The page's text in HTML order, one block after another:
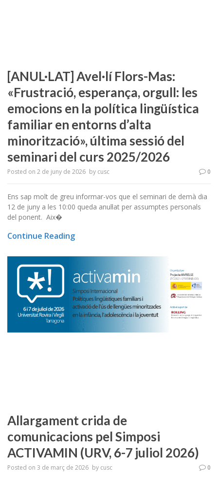
[ANUL·LAT] Avel·lí Flors-Mas:
«Frustració, esperança, orgull: les
emocions en la política lingüística
familiar en entorns d’alta
minorització», última sessió del
seminari del curs 2025/2026
Posted on 2 de juny de 2026 by cusc 0
Ens sap molt de greu informar-vos que el seminari de demà dia
12 de juny a les 10:00 queda anul·lat per assumptes personals
del ponent. Aix�
Continue Reading
Allargament crida de
comunicacions pel Simposi
ACTIVAMIN (URV, 6-7 juliol 2026)
Posted on 3 de març de 2026 by cusc 0